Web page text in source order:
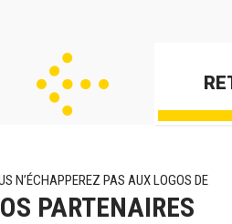
N’ÉCHAPPEREZ PAS AUX LOGOS DE
PARTENAIRES